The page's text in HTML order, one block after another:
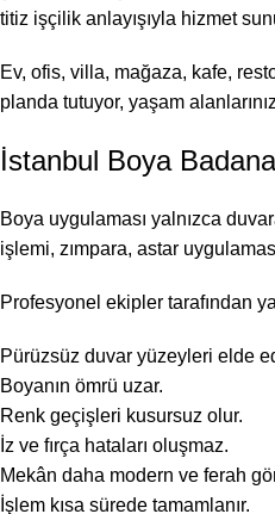
titiz işçilik anlayışıyla hizmet
Ev, ofis, villa, mağaza, kafe,
planda tutuyor, yaşam
İstanbul Boya
Boya uygulaması yalnızca
işlemi, zımpara, astar
Profesyonel ekipler tarafından
Pürüzsüz duvar yüzeyleri elde
Boyanın ömrü uzar.
Renk geçişleri kusursuz olur.
İz ve fırça hataları oluşmaz.
Mekân daha modern ve ferah
İşlem kısa sürede tamamlanır.